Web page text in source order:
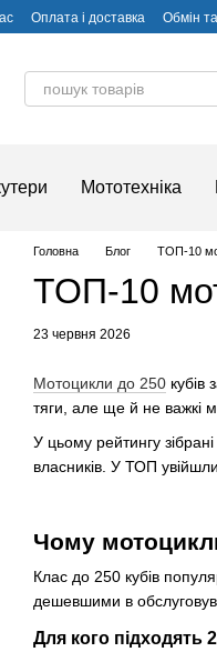
Оплата і доставка Обмін
Мототехніка
Головна Блог ТОП-10
ТОП-10
23 червня 2026
Мотоцикли до 250 кубів
тяги, але ще й не важкі
У цьому рейтингу
власників. У ТОП увійшли
Чому
Клас до 250 кубів
дешевшими в
Для кого підходять